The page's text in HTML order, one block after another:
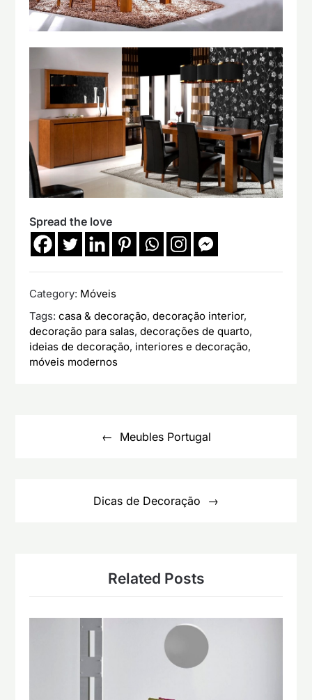
Spread the love
Category: Móveis
Tags:casa & decoração,decoração interior,
decoração para salas,decorações de quarto,
ideias de decoração, interiores e decoração,
móveis modernos
Meubles Portugal
Dicas de Decoração
Related Posts